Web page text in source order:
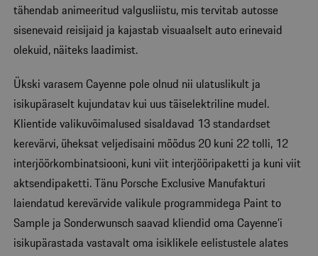
tähendab animeeritud valgusliistu, mis tervitab autosse
sisenevaid reisijaid ja kajastab visuaalselt auto erinevaid
olekuid, näiteks laadimist.
Ükski varasem Cayenne pole olnud nii ulatuslikult ja
isikupäraselt kujundatav kui uus täiselektriline mudel.
Klientide valikuvõimalused sisaldavad 13 standardset
kerevärvi, üheksat veljedisaini mõõdus 20 kuni 22 tolli, 12
interjöörkombinatsiooni, kuni viit interjööripaketti ja kuni viit
aktsendipaketti. Tänu Porsche Exclusive Manufakturi
laiendatud kerevärvide valikule programmidega Paint to
Sample ja Sonderwunsch saavad kliendid oma Cayenne’i
isikupärastada vastavalt oma isiklikele eelistustele alates